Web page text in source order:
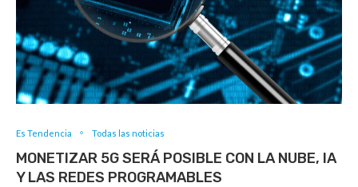
Es Tendencia Todas las noticias
MONETIZAR 5G SERÁ POSIBLE CON LA NUBE, IA
Y LAS REDES PROGRAMABLES